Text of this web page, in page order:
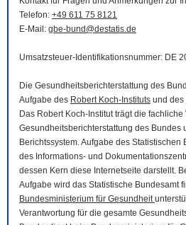
Telefon: +49 611 75 8121
E-Mail : gbe-bund@destatis.de
Umsatzsteuer-Identifikationsnummer: DE
Die Gesundheitsberichterstattung des
Aufgabe des Robert Koch-Instituts und des
Das Robert Koch-Institut trägt die
Gesundheitsberichterstattung des Bundes
Berichtssystem. Aufgabe des
des Informations- und
dessen Kern diese Internetseite darstellt.
Aufgabe wird das Statistische Bundesamt
Bundesministerium für Gesundheit
Verantwortung für die gesamte